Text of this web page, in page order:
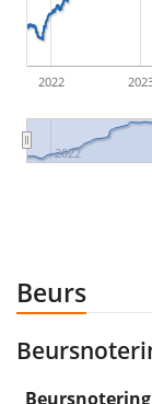
ETF-
(indien van
2022
2022
Beurs
Beursnotering